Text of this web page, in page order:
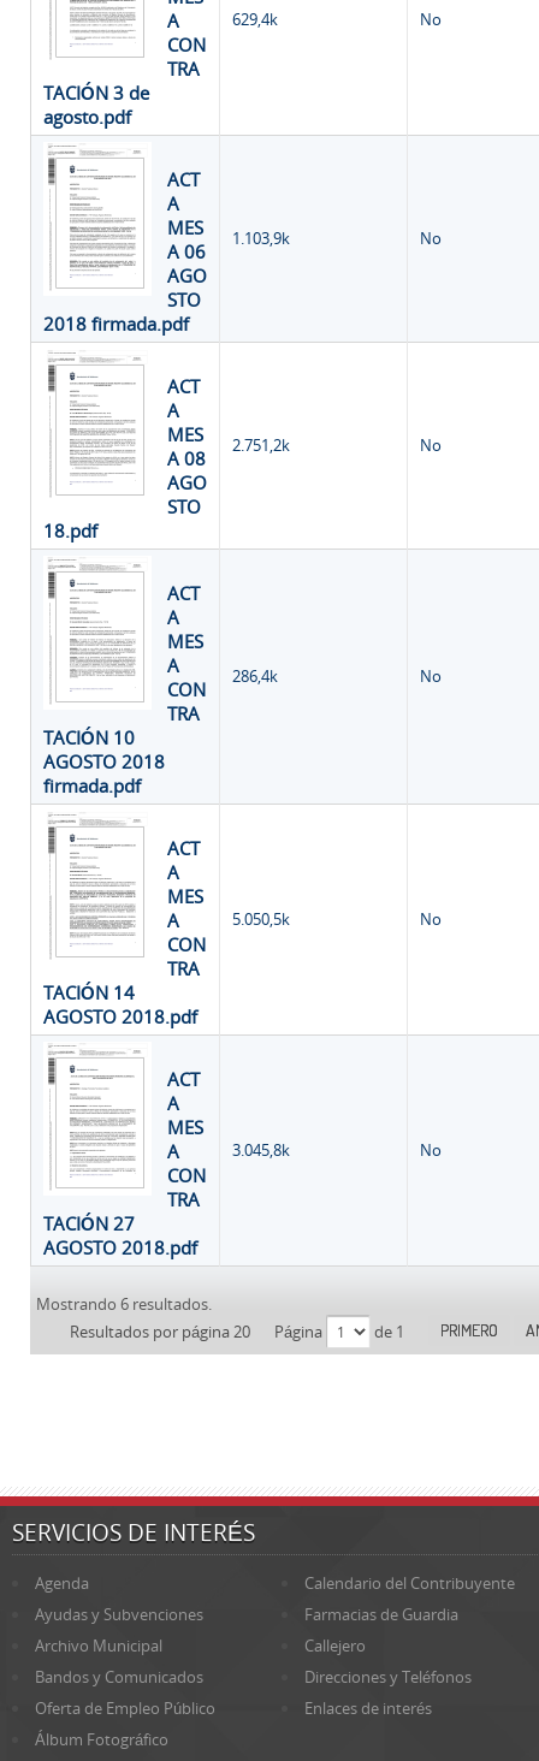
A
CON
TRA
TACIÓN 3 de
agosto.pdf
629,4k No
ACT
A
MES
A 06
AGO
STO
2018 firmada.pdf
1.103,9k No
ACT
A
MES
A 08
AGO
STO
18.pdf
2.751,2k No
ACT
A
MES
A
CON
TRA
TACIÓN 10
AGOSTO 2018
firmada.pdf
286,4k No
ACT
A
MES
A
CON
TRA
TACIÓN 14
AGOSTO 2018.pdf
5.050,5k No
ACT
A
MES
A
CON
TRA
TACIÓN 27
AGOSTO 2018.pdf
3.045,8k No
Mostrando 6 resultados.
Resultados por página 20
Página de 1 PRIMERO
SERVICIOS DE INTERÉS
Agenda
Calendario del Contribuyente
Ayudas y Subvenciones
Farmacias de Guardia
Archivo Municipal
Callejero
Bandos y Comunicados
Direcciones y Teléfonos
Oferta de Empleo Público
Enlaces de interés
Álbum Fotográfico